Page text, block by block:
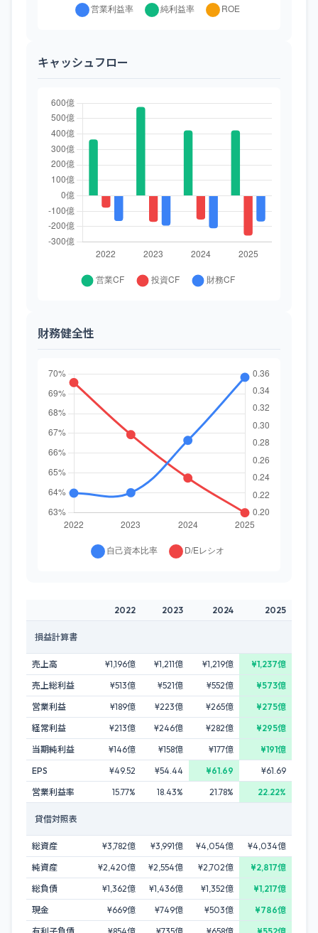
キャッシュフロー
財務健全性
2022 2023 2024 2025
損益計算書
売上高 ¥1,196億 ¥1,211億 ¥1,219億
¥1,237億
売上総利益
¥513億 ¥521億 ¥552億
¥573億
営業利益
¥189億 ¥223億 ¥265億
¥275億
経常利益
¥213億 ¥246億 ¥282億
¥295億
当期純利益
¥146億 ¥158億 ¥177億
¥191億
EPS
¥49.52 ¥54.44 ¥61.69
¥61.69
営業利益率
15.77% 18.43% 21.78% 22.22%
貸借対照表
総資産 ¥3,782億 ¥3,991億 ¥4,054億
¥4,034億
純資産
¥2,420億 ¥2,554億 ¥2,702億
¥2,817億
総負債
¥1,362億 ¥1,436億 ¥1,352億
¥1,217億
現金
¥669億 ¥749億 ¥503億
¥786億